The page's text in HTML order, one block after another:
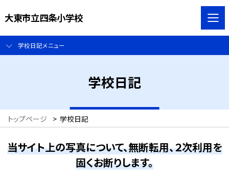
大東市立四条小学校
学校日記メニュー
学校日記
トップページ > 学校日記
当サイト上の写真について、無断転用、２次利用を
固くお断りします。